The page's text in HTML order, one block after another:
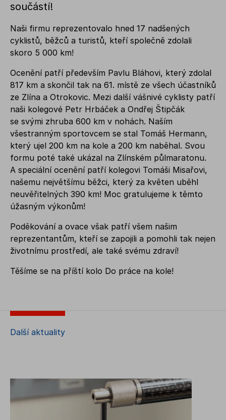
součástí!
Naši firmu reprezentovalo hned 17 nadšených
cyklistů, běžců a turistů, kteří společně zdolali
skoro 5 000 km!
Ocenění patří především Pavlu Bláhovi, který zdolal
817 km a skončil tak na 61. místě ze všech účastníků
ze Zlína a Otrokovic. Mezi další vášnivé cyklisty patří
naši kolegové Petr Hrbáček a Ondřej Štipčák
se svými zhruba 600 km v nohách. Naším
všestranným sportovcem se stal Tomáš Hermann,
který ujel 200 km na kole a 200 km naběhal. Svou
formu poté také ukázal na Zlínském půlmaratonu.
A speciální ocenění patří kolegovi Tomáši Misařovi,
našemu největšímu běžci, který za květen uběhl
neuvěřitelných 390 km! Moc gratulujeme k těmto
úžasným výkonům!
Poděkování a ovace však patří všem našim
reprezentantům, kteří se zapojili a pomohli tak nejen
životnímu prostředí, ale také svému zdraví!
Těšíme se na příští kolo Do práce na kole!
Další aktuality